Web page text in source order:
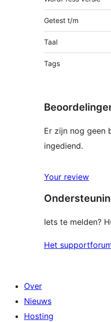
Getest t/m
Taal
Tags
Er zijn nog geen
ingediend.
Your review
Iets te melden?
Het
Over
Nieuws
Hosting